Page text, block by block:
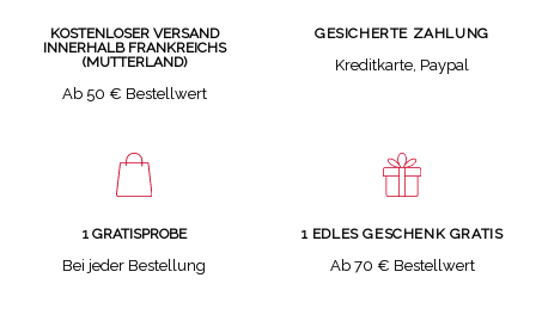
KOSTENLOSER VERSAND
INNERHALB FRANKREICHS
(MUTTERLAND)
Ab 50 € Bestellwert
GESICHERTE ZAHLUNG
Kreditkarte, Paypal
1 GRATISPROBE
Bei jeder Bestellung
1 EDLES GESCHENK GRATIS
Ab 70 € Bestellwert